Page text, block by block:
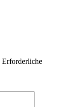
Erforderliche